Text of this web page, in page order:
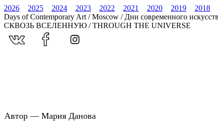
2026 2025 2024 2023 2022 2021 2020 2019
2018
Days of Contemporary Art / Moscow / Дни современного
СКВОЗЬ ВСЕЛЕННУЮ / THROUGH THE UNIVERSE
Автор — Мария Данова